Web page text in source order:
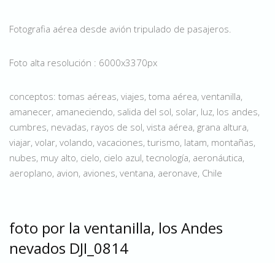
Fotografia aérea desde avión tripulado de pasajeros.
Foto alta resolución : 6000x3370px
conceptos: tomas aéreas, viajes, toma aérea, ventanilla,
amanecer, amaneciendo, salida del sol, solar, luz, los andes,
cumbres, nevadas, rayos de sol, vista aérea, grana altura,
viajar, volar, volando, vacaciones, turismo, latam, montañas,
nubes, muy alto, cielo, cielo azul, tecnología, aeronáutica,
aeroplano, avion, aviones, ventana, aeronave, Chile
foto por la ventanilla, los Andes
nevados DJI_0814